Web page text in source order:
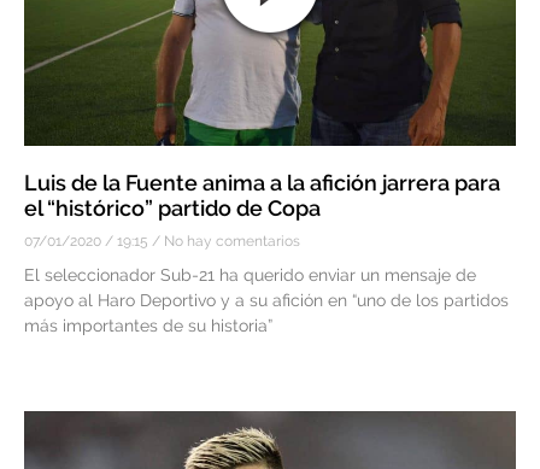
Luis de la Fuente anima a la afición jarrera para
el “histórico” partido de Copa
07/01/2020 19:15 No hay comentarios
El seleccionador Sub-21 ha querido enviar un mensaje de
apoyo al Haro Deportivo y a su afición en “uno de los partidos
más importantes de su historia”